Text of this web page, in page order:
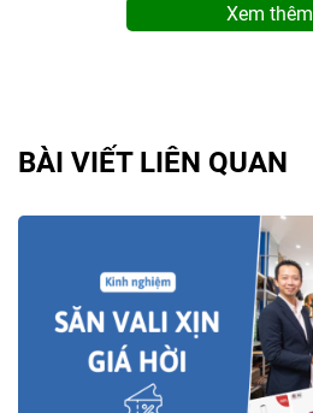
Xem thêm
BÀI VIẾT LIÊN QUAN